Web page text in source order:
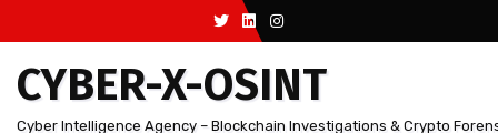
au
contenu
CYBER-X-OSINT
Cyber Intelligence Agency – Blockchain Investigations & Crypto